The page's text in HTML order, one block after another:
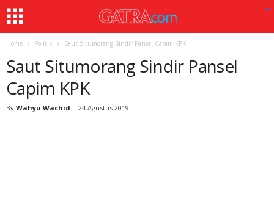
Home Politik Saut Situmorang Sindir Pansel Capim KPK
Saut Situmorang Sindir Pansel
Capim KPK
By Wahyu Wachid - 24 Agustus 2019